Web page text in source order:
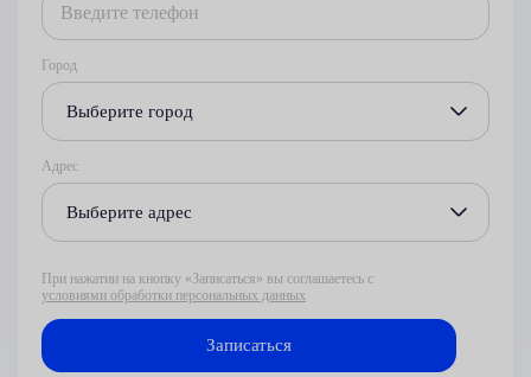
Город
Выберите город
Адрес
Выберите адрес
При нажатии на кнопку «Записаться» вы соглашаетесь с
условиями обработки персональных данных